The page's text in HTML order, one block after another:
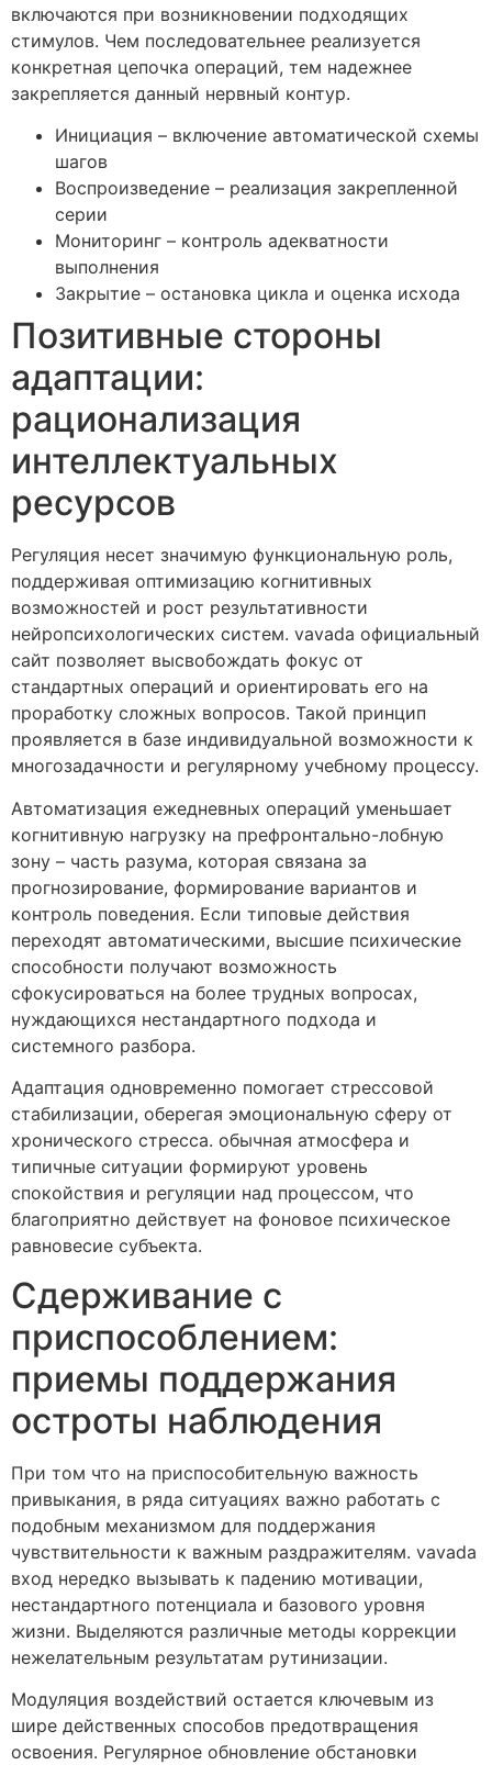
включаются при возникновении подходящих
стимулов. Чем последовательнее реализуется
конкретная цепочка операций, тем надежнее
закрепляется данный нервный контур.
Инициация – включение автоматической схемы
шагов
Воспроизведение – реализация закрепленной
серии
Мониторинг – контроль адекватности
выполнения
Закрытие – остановка цикла и оценка исхода
Позитивные стороны
адаптации:
рационализация
интеллектуальных
ресурсов
Регуляция несет значимую функциональную роль,
поддерживая оптимизацию когнитивных
возможностей и рост результативности
нейропсихологических систем. vavada официальный
сайт позволяет высвобождать фокус от
стандартных операций и ориентировать его на
проработку сложных вопросов. Такой принцип
проявляется в базе индивидуальной возможности к
многозадачности и регулярному учебному процессу.
Автоматизация ежедневных операций уменьшает
когнитивную нагрузку на префронтально-лобную
зону – часть разума, которая связана за
прогнозирование, формирование вариантов и
контроль поведения. Если типовые действия
переходят автоматическими, высшие психические
способности получают возможность
сфокусироваться на более трудных вопросах,
нуждающихся нестандартного подхода и
системного разбора.
Адаптация одновременно помогает стрессовой
стабилизации, оберегая эмоциональную сферу от
хронического стресса. обычная атмосфера и
типичные ситуации формируют уровень
спокойствия и регуляции над процессом, что
благоприятно действует на фоновое психическое
равновесие субъекта.
Сдерживание с
приспособлением:
приемы поддержания
остроты наблюдения
При том что на приспособительную важность
привыкания, в ряда ситуациях важно работать с
подобным механизмом для поддержания
чувствительности к важным раздражителям. vavada
вход нередко вызывать к падению мотивации,
нестандартного потенциала и базового уровня
жизни. Выделяются различные методы коррекции
нежелательным результатам рутинизации.
Модуляция воздействий остается ключевым из
шире действенных способов предотвращения
освоения. Регулярное обновление обстановки